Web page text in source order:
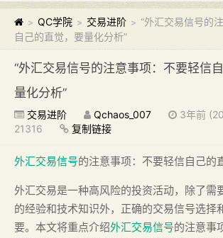
新添加量子混沌系统板块，欢迎大家访问！
> QC学院 > 交易进阶 > “外汇交易信号的
自己的直觉，要量化分析”
“外汇交易信号的注意事项：不要轻信
量化分析”
交易进阶 Qchaos_007
3年前
21316
复制链接
外汇交易信号的注意事项：不要轻信自己的
外汇交易是一种高风险的投资活动，除了需
的经验和技术知识外，正确的交易信号选择
要。本文将重点介绍外汇交易信号的注意事